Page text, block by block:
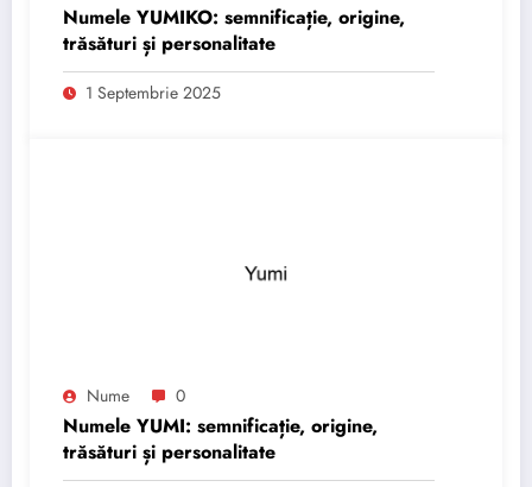
Numele YUMIKO: semnificație, origine,
trăsături și personalitate
1 Septembrie 2025
Nume 0
Numele YUMI: semnificație, origine,
trăsături și personalitate